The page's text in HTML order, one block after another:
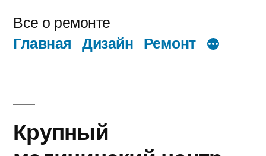
содержимому
Все о ремонте
Главная Дизайн Ремонт
Крупный